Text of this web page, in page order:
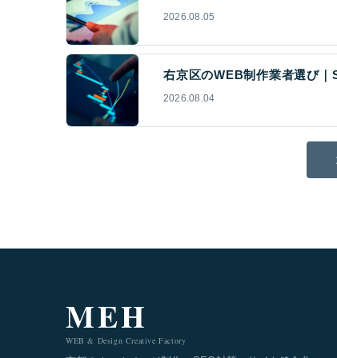
2026.08.05
右京区のWEB制作業者選び
2026.08.04
MEH
WEB & Design Creative Factory